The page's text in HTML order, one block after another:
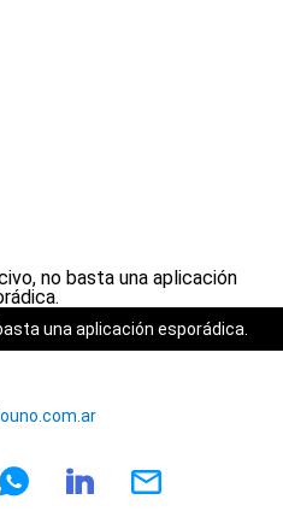
una aplicación esporádica.